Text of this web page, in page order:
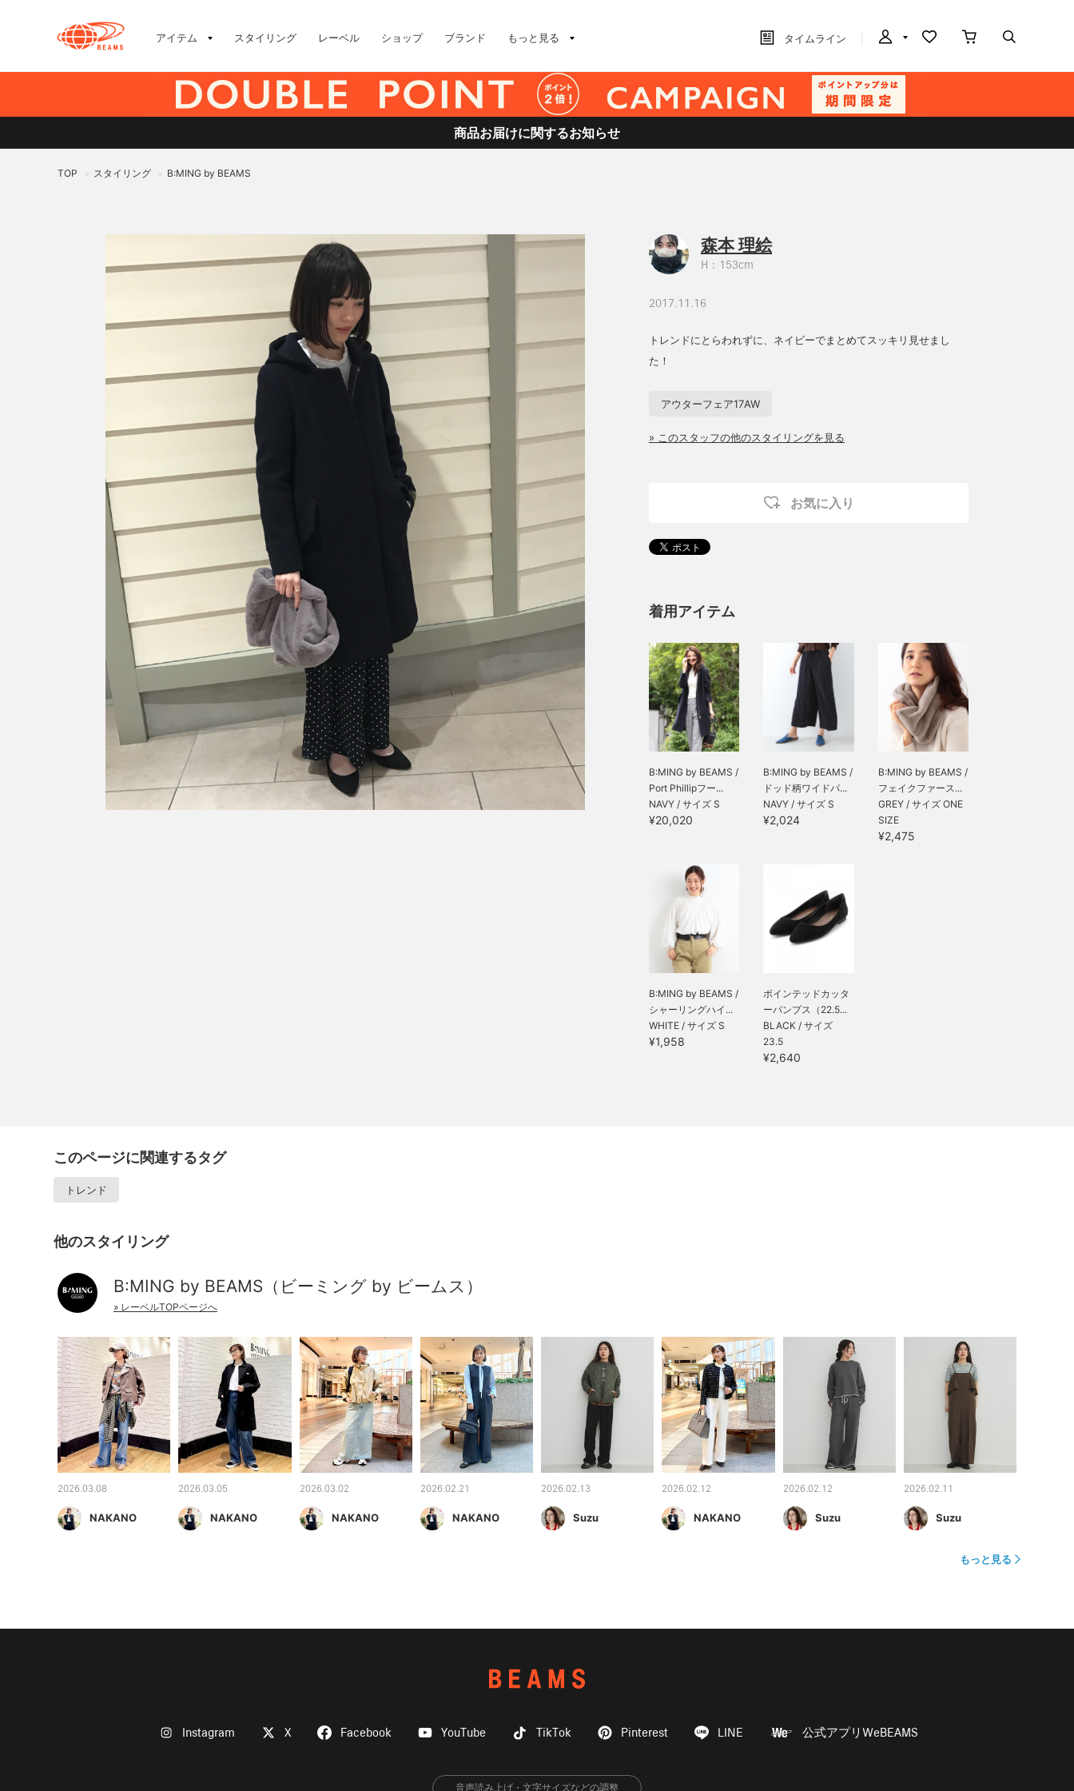
アイテム スタイリング レーベル ショップ ブランド もっと見る タイムライン
商品お届けに関するお知らせ
TOP > スタイリング > B:MING by BEAMS
森本 理絵
H：153cm
2017.11.16
トレンドにとらわれずに、ネイビーでまとめてスッキリ見せまし
た！
アウターフェア17AW
» このスタッフの他のスタイリングを見る
お気に入り
着用アイテム
B:MING by BEAMS /
Port Phillipフー...
NAVY / サイズ S
¥20,020
B:MING by BEAMS /
ドッド柄ワイドパ...
NAVY / サイズ S
¥2,024
B:MING by BEAMS /
フェイクファース...
GREY / サイズ ONE
SIZE
¥2,475
B:MING by BEAMS /
シャーリングハイ...
WHITE / サイズ S
¥1,958
ポインテッドカッタ
ーパンプス（22.5...
BLACK / サイズ
23.5
¥2,640
このページに関連するタグ
トレンド
他のスタイリング
B:MING by BEAMS（ビーミング by ビームス）
» レーベルTOPページへ
2026.03.08
NAKANO
2026.03.05
NAKANO
2026.03.02
NAKANO
2026.02.21
NAKANO
2026.02.13
Suzu
2026.02.12
NAKANO
2026.02.12
Suzu
2026.02.11
Suzu
もっと見る
Instagram X Facebook YouTube TikTok Pinterest LINE 公式アプリWeBEAMS
音声読み上げ・文字サイズなどの調整